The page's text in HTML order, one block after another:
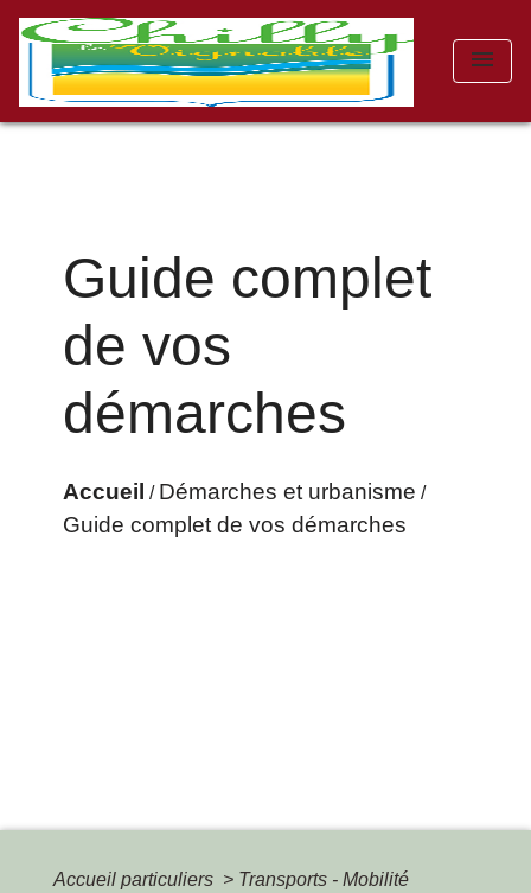
menu
Guide complet
de vos
démarches
Accueil / Démarches et urbanisme /
Guide complet de vos démarches
Accueil particuliers > Transports - Mobilité